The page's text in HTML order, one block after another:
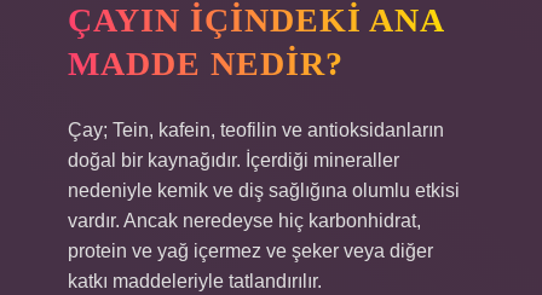
ÇAYIN IÇINDEKI ANA
MADDE NEDIR?
Çay; Tein, kafein, teofilin ve antioksidanların
doğal bir kaynağıdır. İçerdiği mineraller
nedeniyle kemik ve diş sağlığına olumlu etkisi
vardır. Ancak neredeyse hiç karbonhidrat,
protein ve yağ içermez ve şeker veya diğer
katkı maddeleriyle tatlandırılır.